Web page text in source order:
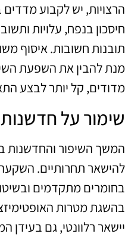
הרצויות, יש לקבוע
חיסכון בנפח, עלויות
תובנות חשובות. איסוף
מנת להבין את השפעת
מדודים, קל יותר לבצע
שימור על חדשנות
המשך השיפור והחדשנות
להישאר תחרותיים.
בחומרים מתקדמים
בהשגת מטרות
יישאר רלוונטי, גם